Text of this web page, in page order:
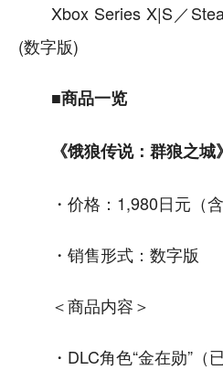
Xbox Series X|S／
(数字版)
■商品一览
《饿狼传说：群狼之城
・价格：1,980日元（含
・销售形式：数字版
＜商品内容＞
・DLC角色“金在勋”（